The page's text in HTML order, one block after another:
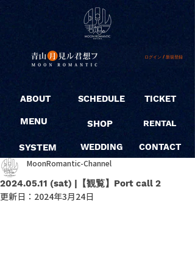
ログイン / 新規登録
ABOUT
MENU
SYSTEM
SCHEDULE
SHOP
WEDDING
TICKET
RENTAL
CONTACT
2024.05.11 (sat) |【観覧】Port call 2
MoonRomantic-Channel
更新日： 2024年3月24日